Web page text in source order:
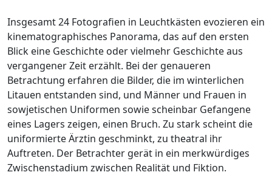
Insgesamt 24 Fotografien in Leuchtkästen evozieren ein
kinematographisches Panorama, das auf den ersten
Blick eine Geschichte oder vielmehr Geschichte aus
vergangener Zeit erzählt. Bei der genaueren
Betrachtung erfahren die Bilder, die im winterlichen
Litauen entstanden sind, und Männer und Frauen in
sowjetischen Uniformen sowie scheinbar Gefangene
eines Lagers zeigen, einen Bruch. Zu stark scheint die
uniformierte Ärztin geschminkt, zu theatral ihr
Auftreten. Der Betrachter gerät in ein merkwürdiges
Zwischenstadium zwischen Realität und Fiktion.